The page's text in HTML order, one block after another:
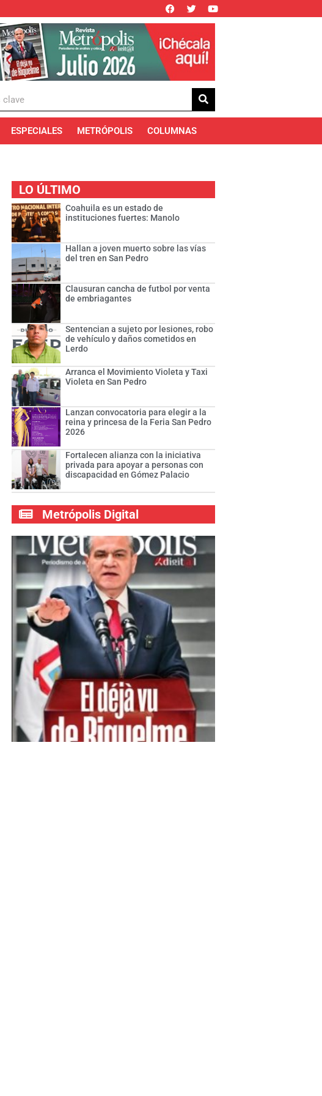
ESPECIALES METRÓPOLIS COLUMNAS
LO ÚLTIMO
Coahuila es un estado de
instituciones fuertes: Manolo
Hallan a joven muerto sobre las vías
del tren en San Pedro
Clausuran cancha de futbol por venta
de embriagantes
Sentencian a sujeto por lesiones, robo
de vehículo y daños cometidos en
Lerdo
Arranca el Movimiento Violeta y Taxi
Violeta en San Pedro
Lanzan convocatoria para elegir a la
reina y princesa de la Feria San Pedro
2026
Fortalecen alianza con la iniciativa
privada para apoyar a personas con
discapacidad en Gómez Palacio
Metrópolis Digital